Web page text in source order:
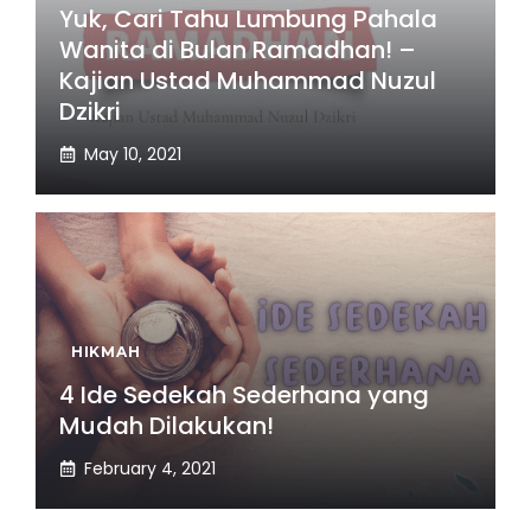
Yuk, Cari Tahu Lumbung Pahala
Wanita di Bulan Ramadhan! –
Kajian Ustad Muhammad Nuzul
Dzikri
May 10, 2021
HIKMAH
4 Ide Sedekah Sederhana yang
Mudah Dilakukan!
February 4, 2021